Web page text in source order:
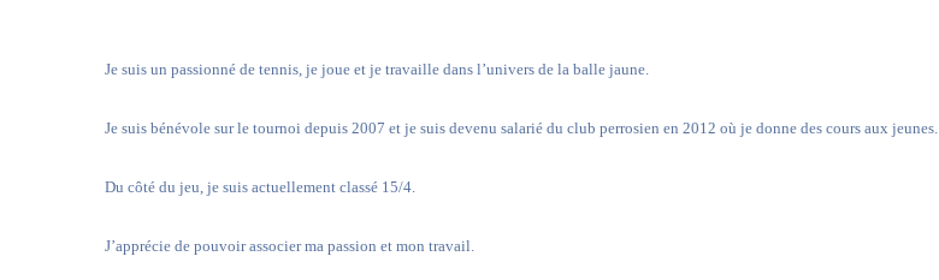
Je suis un passionné de tennis, je joue et je travaille dans l’univers de la balle jaune.
Je suis bénévole sur le tournoi depuis 2007 et je suis devenu salarié du club perrosien en 2012 où je donne des cours aux jeunes.
Du côté du jeu, je suis actuellement classé 15/4.
J’apprécie de pouvoir associer ma passion et mon travail.